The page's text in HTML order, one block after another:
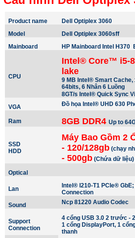
Product name
Dell Optiplex 3060
Model
Dell Optiplex 3060sff
Mainboard
HP Mainboard Intel H370
CPU
Intel® Core™ i5-
lake
9 MB Intel® Smart Cache,
64bits, 6 Nhân 6 Luồng
8GT/s Intel® Quick Sync
VGA
Đồ họa Intel® UHD 630
Ram 8GB DDR4Up to
SSD
HDD
Máy Bao Gồm 2
- 120/128gb (chạy
- 500gb (Chứa dữ liệu)
Optical
Lan
Intel® I210-T1 PCIe®
Connection
Sound
Ncp 81220 Audio Codec
Support
Connection
4 cổng USB 3.0 2 trước -
1 cổng DisplayPort, 1
thanh